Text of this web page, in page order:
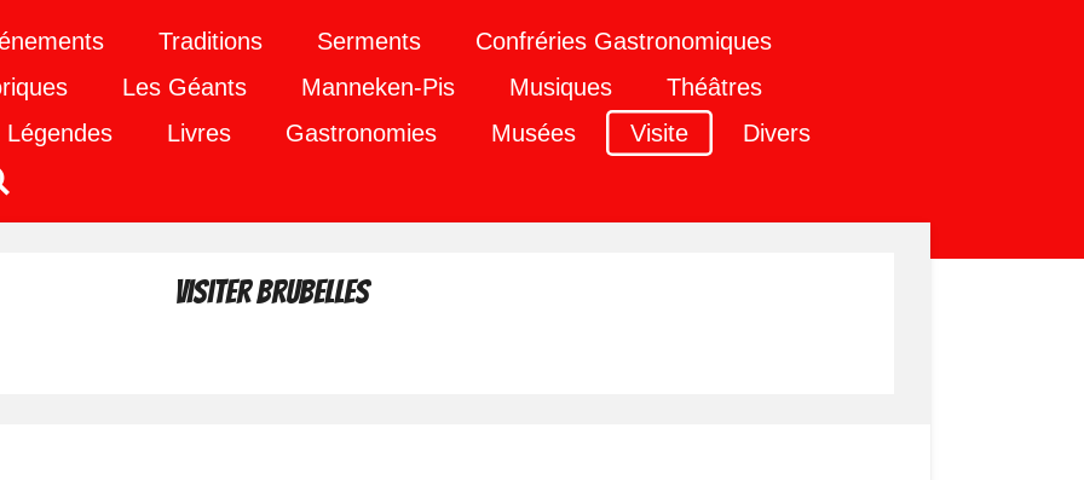
Traditions Serments
Confréries Gastronomiques
Les Géants Manneken-Pis Musiques
Théâtres
Légendes Livres Gastronomies Musées Visite
Divers
Visiter Brubelles